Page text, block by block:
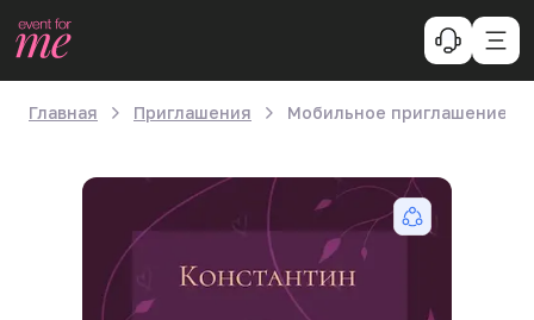
Главная Приглашения Мобильное приглашение